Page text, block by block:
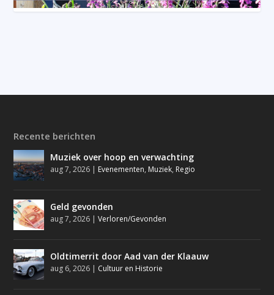
Recente berichten
Muziek over hoop en verwachting
aug 7, 2026 Evenementen, Muziek, Regio
Geld gevonden
aug 7, 2026 |Verloren/Gevonden
Oldtimerrit door Aad van der Klaauw
aug 6, 2026 Cultuur en Historie